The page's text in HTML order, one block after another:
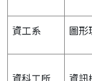
資工系 圖形
資科工所 資訊